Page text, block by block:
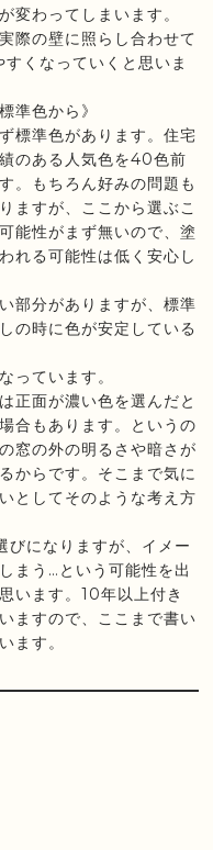
変わってしまいます。
際の壁に照らし合わせて
くなっていくと思いま
準色から》
標準色があります。住宅
のある人気色を40色前
。もちろん好みの問題も
ますが、ここから選ぶこ
能性がまず無いので、塗
れる可能性は低く安心し
部分がありますが、標準
の時に色が安定している
っています。
正面が濃い色を選んだと
合もあります。というの
窓の外の明るさや暗さが
からです。そこまで気に
としてそのような考え方
びになりますが、イメー
まう…という可能性を出
います。10年以上付き
ますので、ここまで書い
ます。